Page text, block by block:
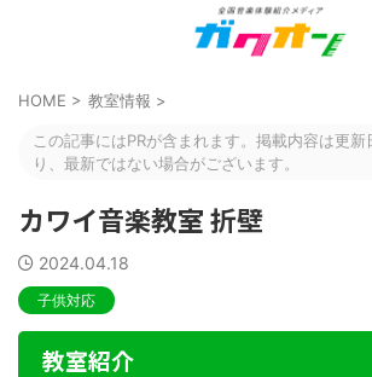
HOME > 教室情報 >
この記事にはPRが含まれます。掲載内容は更
り、最新ではない場合がございます。
カワイ音楽教室 折壁
2024.04.18
子供対応
教室紹介